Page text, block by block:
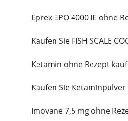
Eprex EPO 4000 IE ohne
Kaufen Sie FISH SCALE
Ketamin ohne Rezept
Kaufen Sie Ketaminpulver
Imovane 7,5 mg ohne